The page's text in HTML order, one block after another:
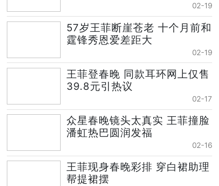
02-19
57岁王菲断崖苍老 十个月前和
霆锋秀恩爱差距大
02-19
王菲登春晚 同款耳环网上仅售
39.8元引热议
02-17
众星春晚镜头太真实 王菲撞脸
潘虹热巴圆润发福
02-16
王菲现身春晚彩排 穿白裙助理
帮提裙摆